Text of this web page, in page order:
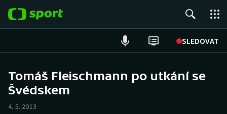
SLEDOVAT
Hokej
Tomáš Fleischmann po utkání se
Švédskem
4. 5. 2013